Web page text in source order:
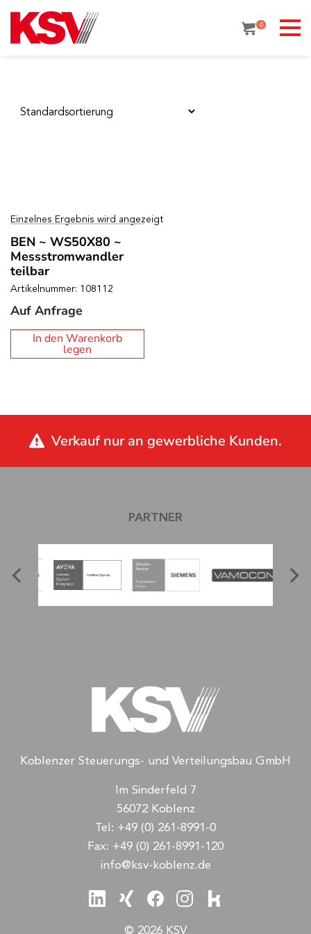
content
0
Einzelnes Ergebnis wird angezeigt
BEN ~ WS50X80 ~
Messstromwandler
teilbar
Artikelnummer: 108112
Auf Anfrage
In den Warenkorb
legen
Verkauf nur an gewerbliche Kunden.
PARTNER
Koblenzer Steuerungs- und Verteilungsbau GmbH
Im Sinderfeld 7
56072 Koblenz
Tel: +49 (0) 261-8991-0
Fax: +49 (0) 261-8991-120
info@ksv-koblenz.de
© 2026 KSV